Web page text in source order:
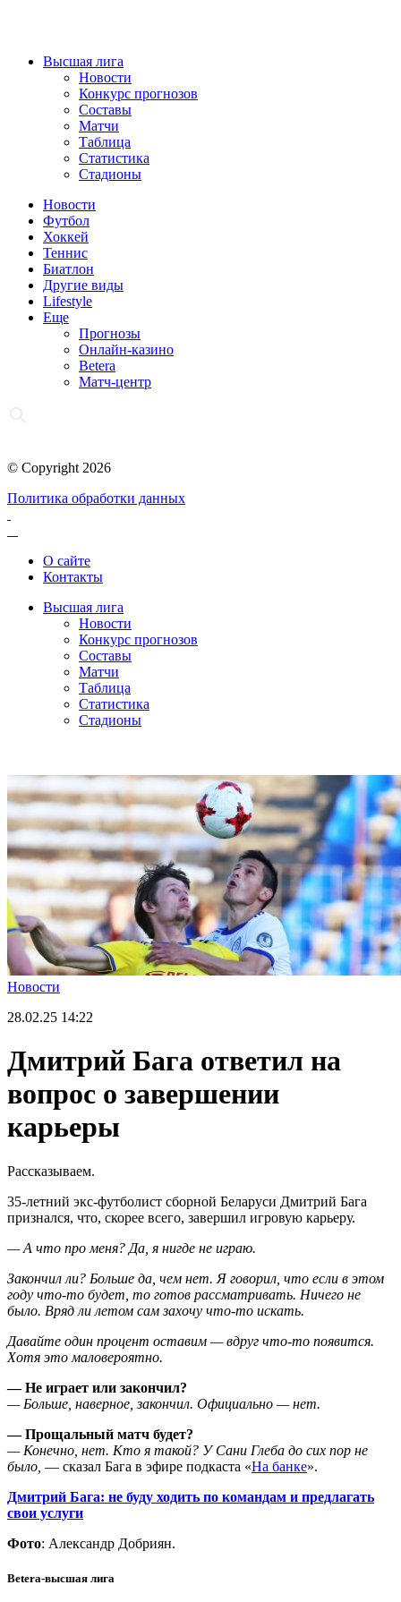
Высшая лига
Новости
Конкурс прогнозов
Составы
Матчи
Таблица
Статистика
Стадионы
Новости
Футбол
Хоккей
Теннис
Биатлон
Другие виды
Lifestyle
Еще
Прогнозы
Онлайн-казино
Betera
Матч-центр
© Copyright 2026
Политика обработки данных
О сайте
Контакты
Высшая лига
Новости
Конкурс прогнозов
Составы
Матчи
Таблица
Статистика
Стадионы
Новости
28.02.25 14:22
Дмитрий Бага ответил на
вопрос о завершении
карьеры
Рассказываем.
35-летний экс-футболист сборной Беларуси Дмитрий Бага
признался, что, скорее всего, завершил игровую карьеру.
— А что про меня? Да, я нигде не играю.
Закончил ли? Больше да, чем нет. Я говорил, что если в этом
году что-то будет, то готов рассматривать. Ничего не
было. Вряд ли летом сам захочу что-то искать.
Давайте один процент оставим — вдруг что-то появится.
Хотя это маловероятно.
— Не играет или закончил?
— Больше, наверное, закончил. Официально — нет.
— Прощальный матч будет?
— Конечно, нет. Кто я такой? У Сани Глеба до сих пор не
было, — сказал Бага в эфире подкаста «На банке».
Дмитрий Бага: не буду ходить по командам и предлагать
свои услуги
Фото: Александр Добриян.
Betera-высшая лига